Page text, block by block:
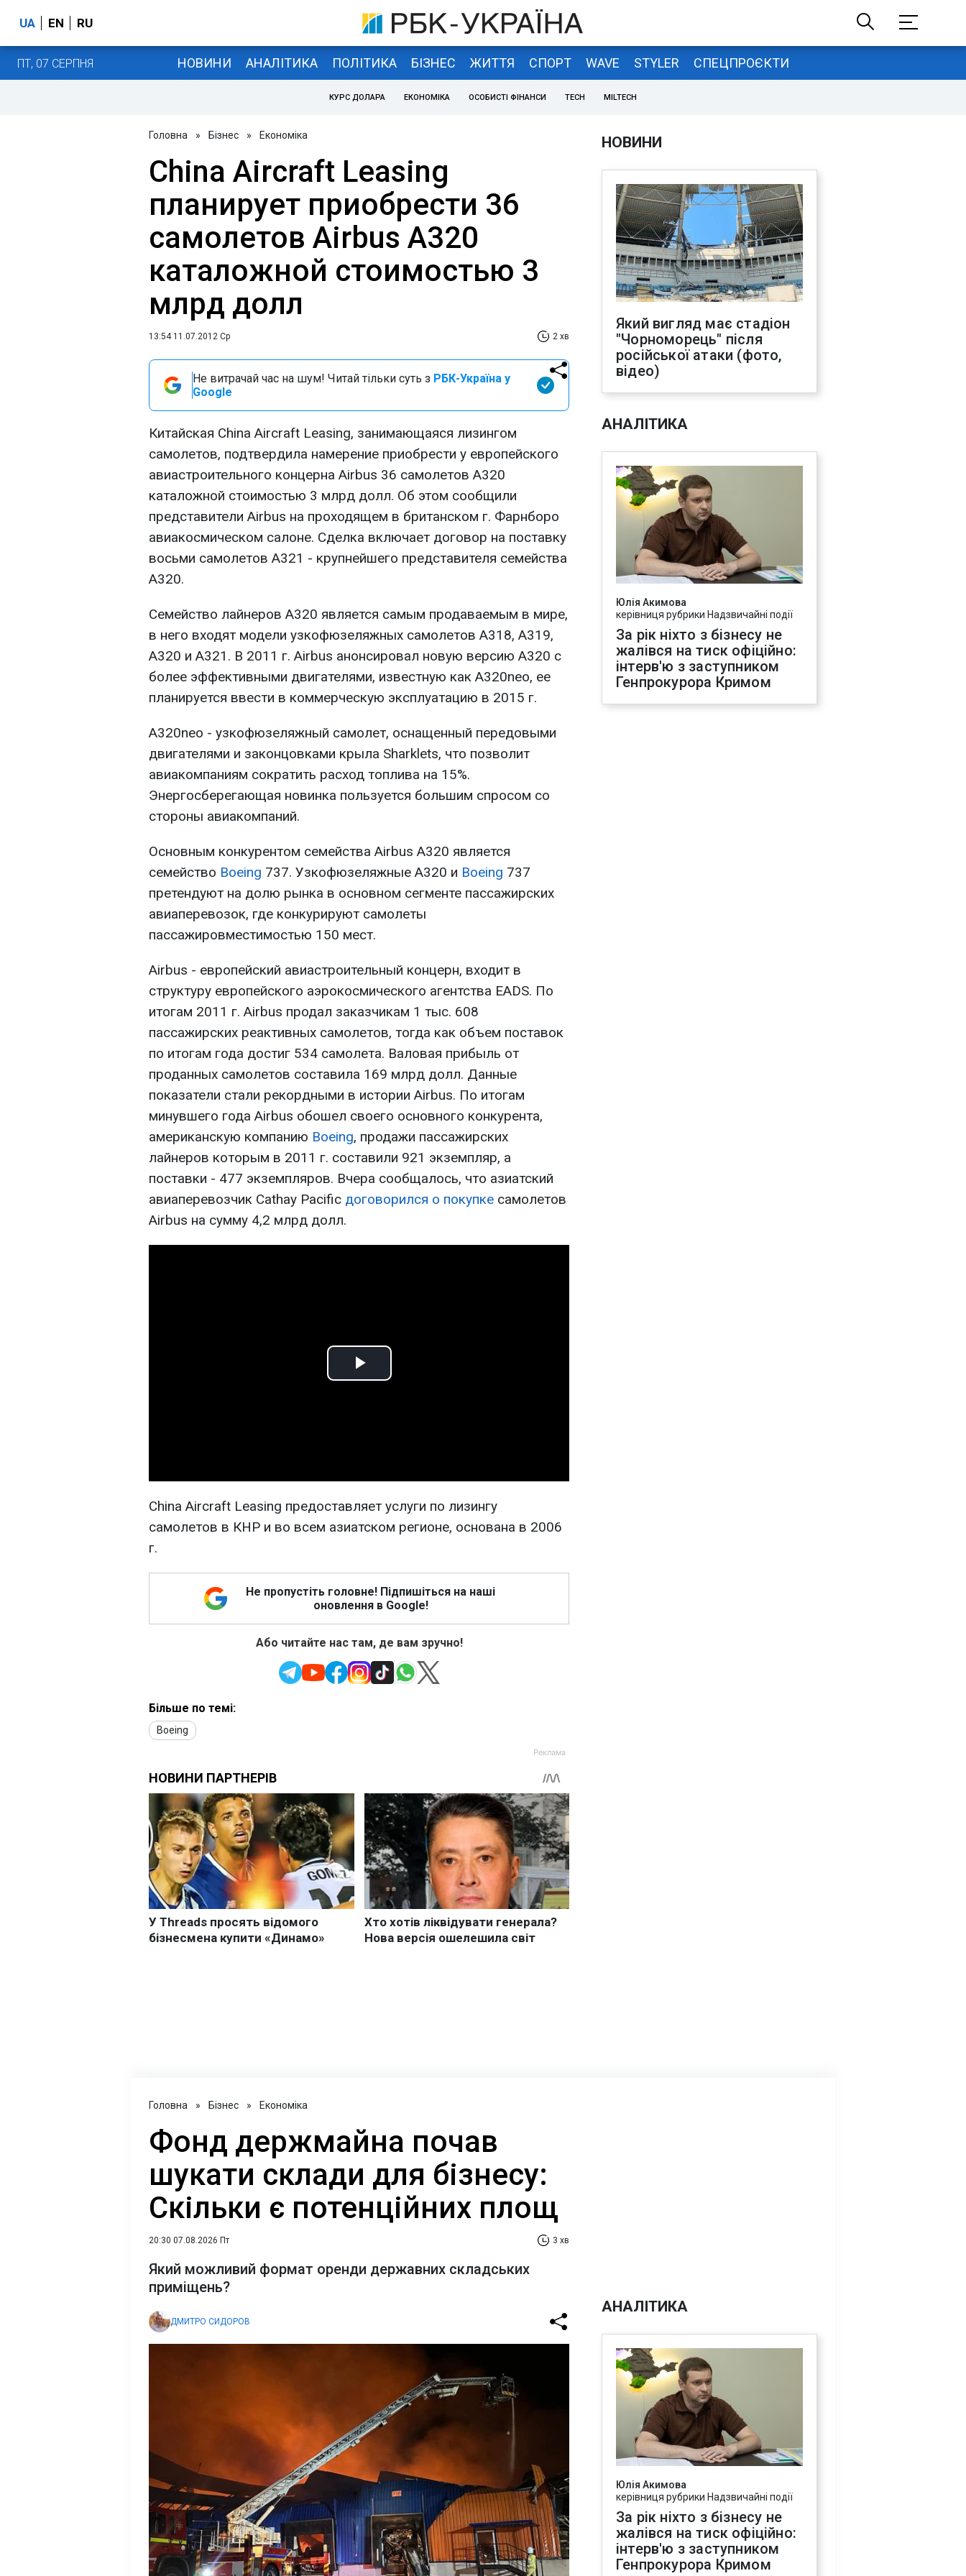
UA EN RU
ПТ, 07 СЕРПНЯ НОВИНИ АНАЛІТИКА ПОЛІТИКА БІЗНЕС ЖИТТЯ СПОРТ WAVE STYLER СПЕЦПРОЄКТИ
КУРС ДОЛАРА ЕКОНОМІКА ОСОБИСТІ ФІНАНСИ TECH MILTECH
Головна » Бізнес » Економіка
China Aircraft Leasing
планирует приобрести 36
самолетов Airbus А320
каталожной стоимостью 3
млрд долл
13:54 11.07.2012 Ср 2 хв
Не витрачай час на шум! Читай тільки суть з РБК-Україна у
Google
Китайская China Aircraft Leasing, занимающаяся лизингом
самолетов, подтвердила намерение приобрести у европейского
авиастроительного концерна Airbus 36 самолетов А320
каталожной стоимостью 3 млрд долл. Об этом сообщили
представители Airbus на проходящем в британском г. Фарнборо
авиакосмическом салоне. Сделка включает договор на поставку
восьми самолетов А321 - крупнейшего представителя семейства
А320.
Семейство лайнеров A320 является самым продаваемым в мире,
в него входят модели узкофюзеляжных самолетов A318, A319,
A320 и A321. В 2011 г. Airbus анонсировал новую версию A320 с
более эффективными двигателями, известную как A320neo, ее
планируется ввести в коммерческую эксплуатацию в 2015 г.
A320neo - узкофюзеляжный самолет, оснащенный передовыми
двигателями и законцовками крыла Sharklets, что позволит
авиакомпаниям сократить расход топлива на 15%.
Энергосберегающая новинка пользуется большим спросом со
стороны авиакомпаний.
Основным конкурентом семейства Airbus A320 является
семейство Boeing 737. Узкофюзеляжные A320 и Boeing 737
претендуют на долю рынка в основном сегменте пассажирских
авиаперевозок, где конкурируют самолеты
пассажировместимостью 150 мест.
Airbus - европейский авиастроительный концерн, входит в
структуру европейского аэрокосмического агентства EADS. По
итогам 2011 г. Airbus продал заказчикам 1 тыс. 608
пассажирских реактивных самолетов, тогда как объем поставок
по итогам года достиг 534 самолета. Валовая прибыль от
проданных самолетов составила 169 млрд долл. Данные
показатели стали рекордными в истории Airbus. По итогам
минувшего года Airbus обошел своего основного конкурента,
американскую компанию Boeing, продажи пассажирских
лайнеров которым в 2011 г. составили 921 экземпляр, а
поставки - 477 экземпляров. Вчера сообщалось, что азиатский
авиаперевозчик Cathay Pacific договорился о покупке самолетов
Airbus на сумму 4,2 млрд долл.
Play
China Aircraft Leasing предоставляет услуги по лизингу
самолетов в КНР и во всем азиатском регионе, основана в 2006
г.
Не пропустіть головне! Підпишіться на наші
оновлення в Google!
Або читайте нас там, де вам зручно!
Більше по темі:
Boeing
НОВИНИ
Який вигляд має стадіон
"Чорноморець" після
російської атаки (фото,
відео)
АНАЛІТИКА
Юлія Акимова
керівниця рубрики Надзвичайні події
За рік ніхто з бізнесу не
жалівся на тиск офіційно:
інтерв'ю з заступником
Генпрокурора Кримом
Головна » Бізнес » Економіка
Фонд держмайна почав
шукати склади для бізнесу:
Скільки є потенційних площ
20:30 07.08.2026 Пт 3 хв
Який можливий формат оренди державних складських
приміщень?
ДМИТРО СИДОРОВ
АНАЛІТИКА
Юлія Акимова
керівниця рубрики Надзвичайні події
За рік ніхто з бізнесу не
жалівся на тиск офіційно:
інтерв'ю з заступником
Генпрокурора Кримом